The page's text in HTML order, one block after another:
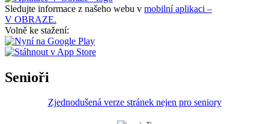
Sledujte informace z našeho webu v mobilní aplikaci –
V OBRAZE.
Volně ke stažení:
Senioři
Zjednodušená verze stránek nejen pro seniory